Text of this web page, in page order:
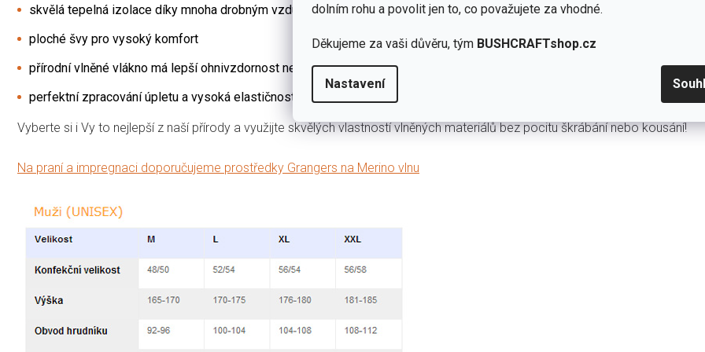
dolním rohu a povolit jen to, co považujete za vhodné.
Děkujeme za vaši důvěru, tým BUSHCRAFTshop.cz
Nastavení
skvělá tepelná izolace díky mnoha drobným vzduchovým kapsám mezi vlákny
ploché švy pro vysoký komfort
přírodní vlněné vlákno má lepší ohnivzdornost než syntetické
perfektní zpracování úpletu a vysoká elastičnost
Vyberte si i Vy to nejlepší z naší přírody a využijte skvělých vlastností vlněných materiálů bez pocitu škrábání nebo kousání!
Na praní a impregnaci doporučujeme prostředky Grangers na Merino vlnu